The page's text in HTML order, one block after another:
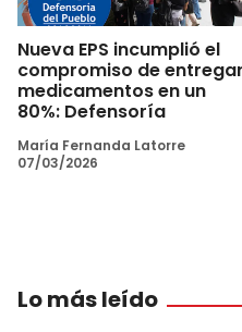
Nueva EPS incumplió el
compromiso de entregar
medicamentos en un
80%: Defensoría
María Fernanda Latorre
07/03/2026
Lo más leído